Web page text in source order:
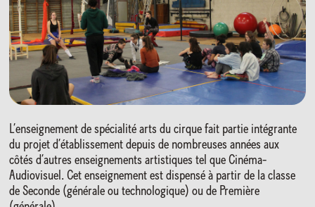
L’enseignement de spécialité arts du cirque fait partie intégrante
du projet d’établissement depuis de nombreuses années aux
côtés d’autres enseignements artistiques tel que Cinéma-
Audiovisuel. Cet enseignement est dispensé à partir de la classe
de Seconde (générale ou technologique) ou de Première